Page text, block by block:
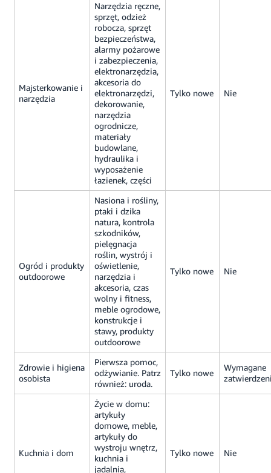
Majsterkowanie i
narzędzia
Narzędzia ręczne,
sprzęt, odzież
robocza, sprzęt
bezpieczeństwa,
alarmy pożarowe
i zabezpieczenia,
elektronarzędzia,
akcesoria do
elektronarzędzi,
dekorowanie,
narzędzia
ogrodnicze,
materiały
budowlane,
hydraulika i
wyposażenie
łazienek, części
Tylko nowe Nie
Ogród i produkty
outdoorowe
Nasiona i rośliny,
ptaki i dzika
natura, kontrola
szkodników,
pielęgnacja
roślin, wystrój i
oświetlenie,
narzędzia i
akcesoria, czas
wolny i fitness,
meble ogrodowe,
konstrukcje i
stawy, produkty
outdoorowe
Tylko nowe Nie
Zdrowie i higiena
osobista
Pierwsza pomoc,
odżywianie. Patrz
również: uroda.
Tylko nowe
Wymagane
Kuchnia i dom
Życie w domu:
artykuły
domowe, meble,
artykuły do
wystroju wnętrz,
kuchnia i
jadalnia,
Tylko nowe Nie